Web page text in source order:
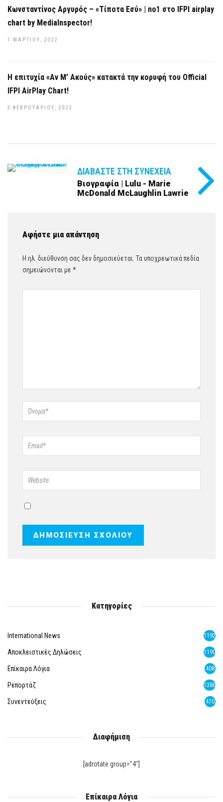
Κωνσταντίνος Αργυρός – «Τίποτα Εσύ» | no1 στο IFPI airplay
chart by MediaInspector!
1 ΜΑΡΤΊΟΥ, 2022
Η επιτυχία «Αν Μ’ Ακούς» κατακτά την κορυφή του Official
IFPI AirPlay Chart!
3 ΦΕΒΡΟΥΑΡΊΟΥ, 2022
ΔΙΑΒΆΣΤΕ ΣΤΗ ΣΥΝΈΧΕΙΑ
Βιογραφία | Lulu - Marie
McDonald McLaughlin Lawrie
Αφήστε μια απάντηση
Η ηλ. διεύθυνση σας δεν δημοσιεύεται. Τα υποχρεωτικά πεδία
σημειώνονται με *
Κατηγορίες
International News 1192
Αποκλειστικές Δηλώσεις 1190
Επίκαιρα Λόγια 408
Ρεπορτάζ 1386
Συνεντεύξεις 470
Διαφήμιση
[adrotate group="4"]
Επίκαιρα Λόγια